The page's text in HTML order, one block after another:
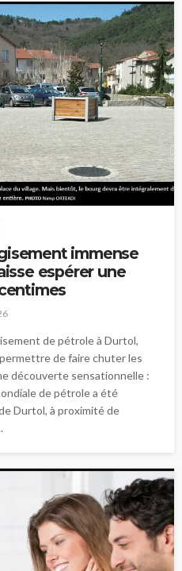
immense
espérer une
de pétrole à Durtol,
de faire chuter les
découverte sensationnelle :
de pétrole a été
Durtol, à proximité de